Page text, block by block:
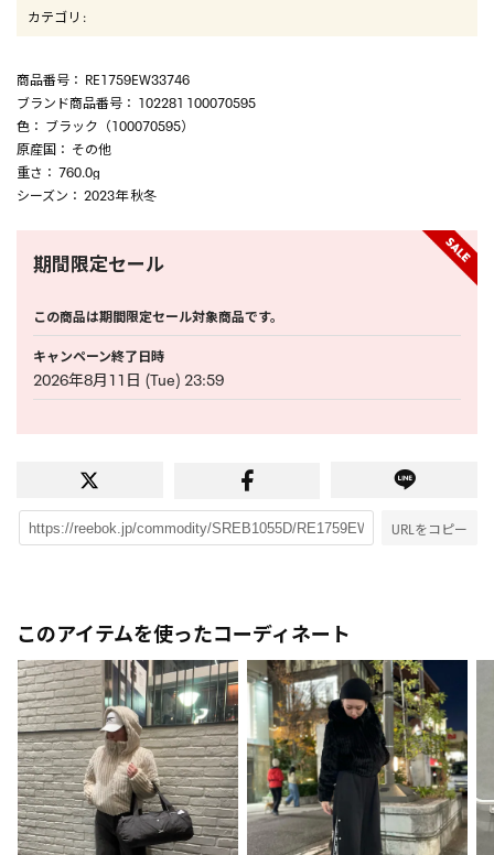
カテゴリ :
商品番号 ： RE1759EW33746
ブランド商品番号 ： 102281 100070595
色 ： ブラック（100070595）
原産国 ： その他
重さ ： 760.0g
シーズン ： 2023年 秋冬
期間限定セール
この商品は期間限定セール対象商品です。
キャンペーン終了日時
2026年8月11日 (Tue) 23:59
URLをコピー
このアイテムを使ったコーディネート